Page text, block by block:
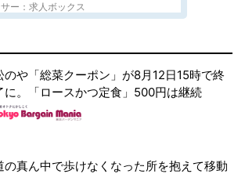
ー：求人ボックス
のや「総菜クーポン」が8月12日15時で終
に。「ロースかつ定食」500円は継続
の真ん中で歩けなくなった所を抱えて移動